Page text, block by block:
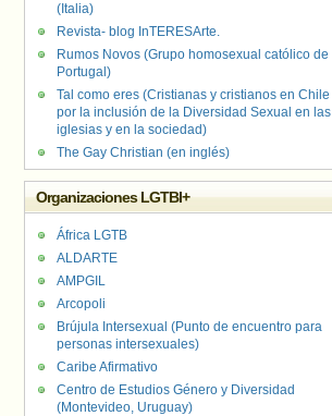
(Italia)
Revista- blog InTERESArte.
Rumos Novos (Grupo homosexual católico de
Portugal)
Tal como eres (Cristianas y cristianos en Chile
por la inclusión de la Diversidad Sexual en las
iglesias y en la sociedad)
The Gay Christian (en inglés)
Organizaciones LGTBI+
África LGTB
ALDARTE
AMPGIL
Arcopoli
Brújula Intersexual (Punto de encuentro para
personas intersexuales)
Caribe Afirmativo
Centro de Estudios Género y Diversidad
(Montevideo, Uruguay)